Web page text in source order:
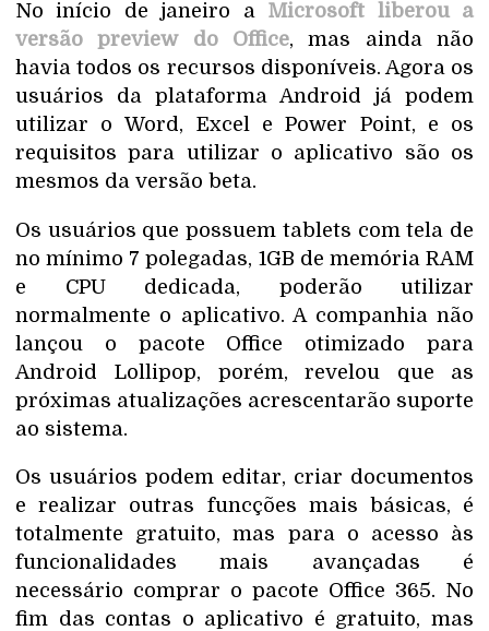
No início de janeiro a Microsoft liberou a
versão preview do Office, mas ainda não
havia todos os recursos disponíveis. Agora os
usuários da plataforma Android já podem
utilizar o Word, Excel e Power Point, e os
requisitos para utilizar o aplicativo são os
mesmos da versão beta.
Os usuários que possuem tablets com tela de
no mínimo 7 polegadas, 1GB de memória RAM
e CPU dedicada, poderão utilizar
normalmente o aplicativo. A companhia não
lançou o pacote Office otimizado para
Android Lollipop, porém, revelou que as
próximas atualizações acrescentarão suporte
ao sistema.
Os usuários podem editar, criar documentos
e realizar outras funcções mais básicas, é
totalmente gratuito, mas para o acesso às
funcionalidades mais avançadas é
necessário comprar o pacote Office 365. No
fim das contas o aplicativo é gratuito, mas